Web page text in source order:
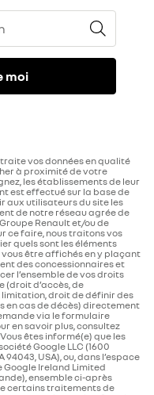
moi
traite vos données en qualité
à proximité de votre
les établissements de leur
est effectué sur la base de
aux utilisateurs du site les
de notre réseau agrée de
Renault et/ou de
ce faire, nous traitons vos
quels sont les éléments
être affichés en y plaçant
des concessionnaires et
l’ensemble de vos droits
d’accès, de
limitation, droit de définir des
en cas de décès) directement
via le formulaire
en savoir plus, consultez
Vous êtes informé(e) que les
Google LLC (1600
USA), ou, dans l’espace
Google Ireland Limited
ensemble ci-après
certains traitements de